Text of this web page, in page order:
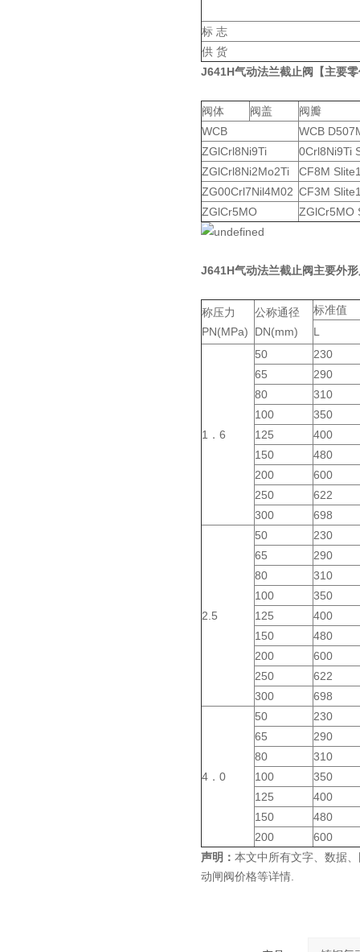
标 志
供 货
J641H气动法兰截止阀
【主要
阀体 阀盖
阀瓣
WCB
WCB
ZGlCrl8Ni9Ti
0Crl8Ni9Ti
ZGlCrl8Ni2Mo2Ti
CF8M
ZG00Crl7Nil4M02 CF3M
ZGlCr5MO
ZGlCr5MO
J641H气动法兰截止阀主要外
称压力
PN(MPa)
公称通径
DN(mm)
标准值
L
1．6
50
230
65
290
80
310
100
350
125
400
150
480
200
600
250
622
300
698
2.5
50
230
65
290
80
310
100
350
125
400
150
480
200
600
250
622
300
698
4．0
50
230
65
290
80
310
100
350
125
400
150
480
200
600
声明： 本文中所有文字、数据
动闸阀价格等详情.